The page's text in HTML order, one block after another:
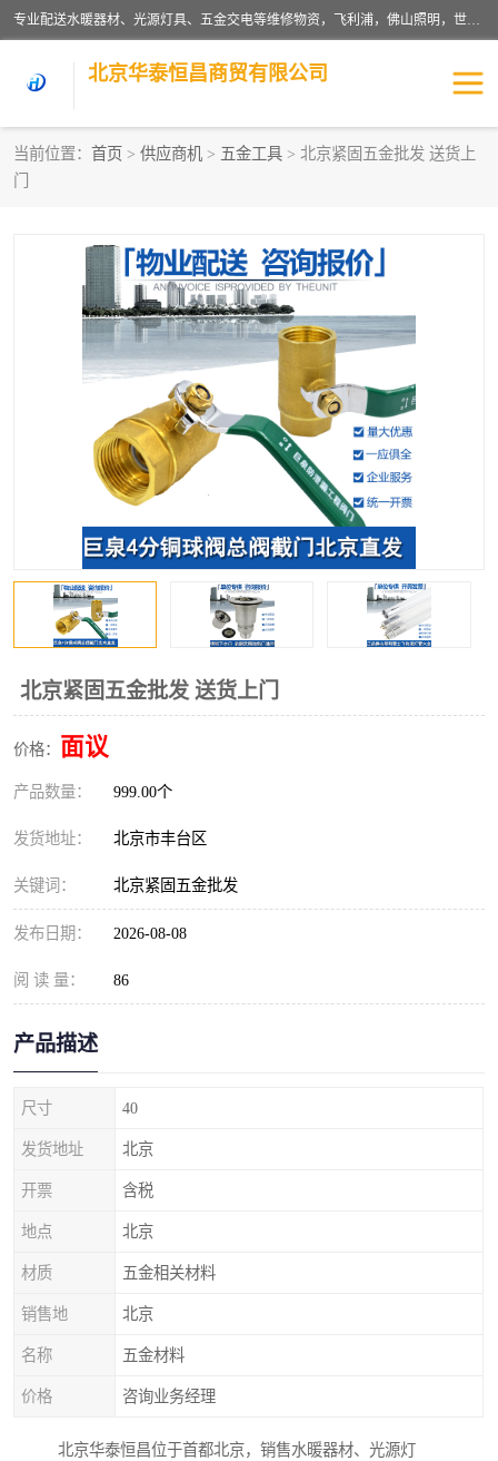
专业配送水暖器材、光源灯具、五金交电等维修物资，飞利浦，佛山照明，世达，博世，九牧，特陶等各产品涉及国内外知名品牌。公司专注与物业、学校、酒店、工厂等单位合作，提供一站式配送服务，降低客户综合成本。依托电子商务改变传统模式，以专业的团队为客户提供24H物资配送到达，货到月结、统一开票，便捷退换等服务，提高了企业的运营效率。
北京华泰恒昌商贸有限公司
当前位置： 首页 > 供应商机 > 五金工具 > 北京紧固五金批发 送货上
门
北京紧固五金批发 送货上门
价格： 面议
产品数量： 999.00个
发货地址： 北京市丰台区
关键词： 北京紧固五金批发
发布日期： 2026-08-08
阅 读 量： 86
产品描述
尺寸 40
发货地址 北京
开票 含税
地点 北京
材质 五金相关材料
销售地 北京
名称 五金材料
价格 咨询业务经理
北京华泰恒昌位于首都北京，销售水暖器材、光源灯
五金工具 涂料辅材